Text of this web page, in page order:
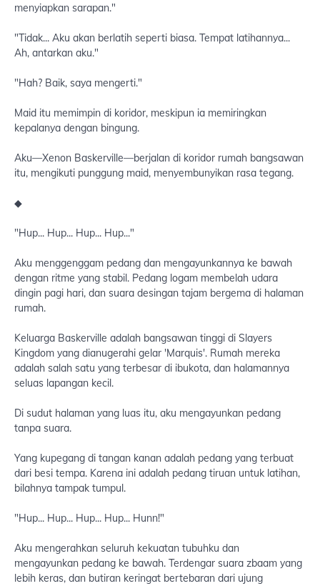
menyiapkan sarapan."
"Tidak... Aku akan berlatih seperti biasa. Tempat latihannya...
Ah, antarkan aku."
"Hah? Baik, saya mengerti."
Maid itu memimpin di koridor, meskipun ia memiringkan
kepalanya dengan bingung.
Aku—Xenon Baskerville—berjalan di koridor rumah bangsawan
itu, mengikuti punggung maid, menyembunyikan rasa tegang.
◆
"Hup... Hup... Hup... Hup..."
Aku menggenggam pedang dan mengayunkannya ke bawah
dengan ritme yang stabil. Pedang logam membelah udara
dingin pagi hari, dan suara desingan tajam bergema di halaman
rumah.
Keluarga Baskerville adalah bangsawan tinggi di Slayers
Kingdom yang dianugerahi gelar 'Marquis'. Rumah mereka
adalah salah satu yang terbesar di ibukota, dan halamannya
seluas lapangan kecil.
Di sudut halaman yang luas itu, aku mengayunkan pedang
tanpa suara.
Yang kupegang di tangan kanan adalah pedang yang terbuat
dari besi tempa. Karena ini adalah pedang tiruan untuk latihan,
bilahnya tampak tumpul.
"Hup... Hup... Hup... Hup... Hunn!"
Aku mengerahkan seluruh kekuatan tubuhku dan
mengayunkan pedang ke bawah. Terdengar suara zbaam yang
lebih keras, dan butiran keringat bertebaran dari ujung